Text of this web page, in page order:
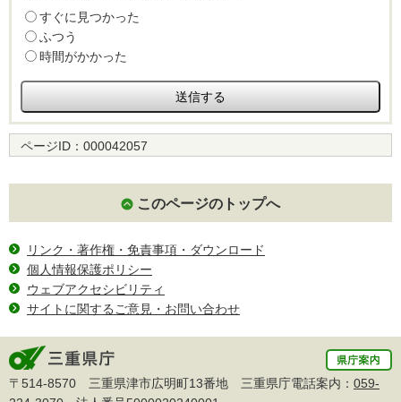
すぐに見つかった
ふつう
時間がかかった
ページID： 000042057
このページのトップへ
リンク・著作権・免責事項・ダウンロード
個人情報保護ポリシー
ウェブアクセシビリティ
サイトに関するご意見・お問い合わせ
〒514-8570 三重県津市広明町13番地 三重県庁電話案内： 059-